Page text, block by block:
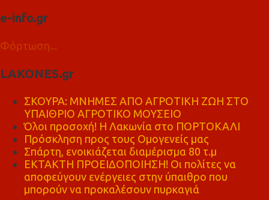
e-info.gr
Φόρτωση...
LAKONES.gr
ΣΚΟΥΡΑ: ΜΝΗΜΕΣ ΑΠΟ ΑΓΡΟΤΙΚΗ ΖΩΗ ΣΤΟ
ΥΠΑΙΘΡΙΟ ΑΓΡΟΤΙΚΟ ΜΟΥΣΕΙΟ
Όλοι προσοχή! Η Λακωνία στο ΠΟΡΤΟΚΑΛΙ
Πρόσκληση προς τους Ομογενείς μας
Σπάρτη, ενοικιάζεται διαμέρισμα 80 τ.μ
ΕΚΤΑΚΤΗ ΠΡΟΕΙΔΟΠΟΙΗΣΗ! Οι πολίτες να
αποφεύγουν ενέργειες στην ύπαιθρο που
μπορούν να προκαλέσουν πυρκαγιά